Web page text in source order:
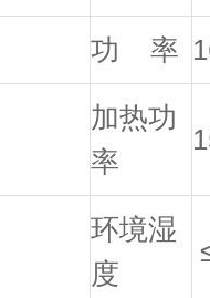
功 率
加热功
率
1
环境湿
度